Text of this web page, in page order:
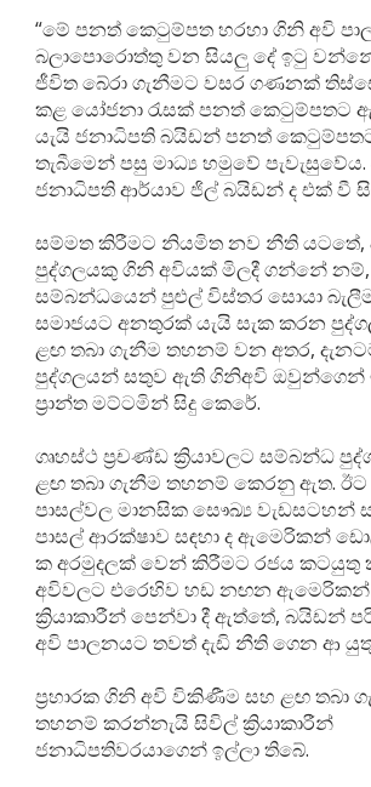
“මේ පනත් කෙටුම්පත හරහා ගිනි අවි
බලාපොරොත්තු වන සියලු දේ ඉටු
ජීවිත බේරා ගැනීමට වසර ගණනක්
කළ යෝජනා රැසක් පනත් කෙටුම්පතට
යැයි ජනාධිපති බයිඩන් පනත්
තැබීමෙන් පසු මාධ්‍ය හමුවේ
ජනාධිපති ආර්යාව ජිල් බයිඩන් ද එක් වී
සම්මත කිරීමට නියමිත නව නීති යටතේ,
පුද්ගලයකු ගිනි අවියක් මිලදී ගන්නේ නම්,
සම්බන්ධයෙන් පුළුල් විස්තර සොයා
සමාජයට අනතුරක් යැයි සැක කරන
ළඟ තබා ගැනීම තහනම් වන අතර,
පුද්ගලයන් සතුව ඇති ගිනිඅවි ඔවුන්ගෙන්
ප්‍රාන්ත මට්ටමින් සිදු කෙරේ.
ගෘහස්ථ ප්‍රචණ්ඩ ක්‍රියාවලට සම්බන්ධ
ළඟ තබා ගැනීම තහනම් කෙරනු ඇත. ඊට
පාසල්වල මානසික සෞඛ්‍ය වැඩසටහන්
පාසල් ආරක්ෂාව සඳහා ද ඇමෙරිකන්
ක අරමුදලක් වෙන් කිරීමට රජය
අවිවලට එරෙහිව හඩ නඟන
ක්‍රියාකාරීන් පෙන්වා දී ඇත්තේ, බයිඩන්
අවි පාලනයට තවත් දැඩි නීති ගෙන ආ
ප්‍රහාරක ගිනි අවි විකිණීම සහ ළඟ තබා
තහනම් කරන්නැයි සිවිල් ක්‍රියාකාරීන්
ජනාධිපතිවරයාගෙන් ඉල්ලා තිබේ.